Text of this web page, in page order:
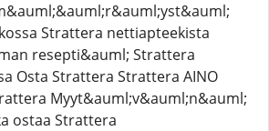
Strattera nettiapteekista
resepti&auml; Strattera
Osta Strattera Strattera AINO
Myyt&auml;v&auml;n&auml;
ostaa Strattera